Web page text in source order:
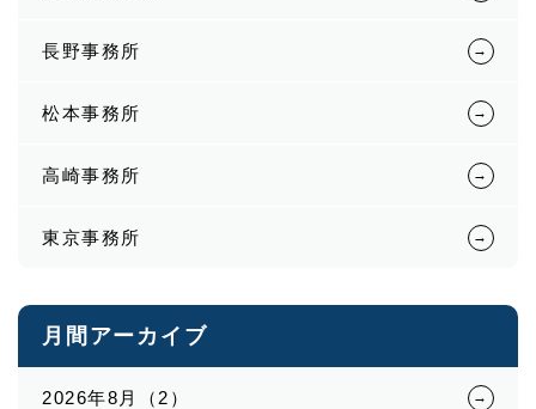
長野事務所
松本事務所
高崎事務所
東京事務所
月間アーカイブ
2026年8月（2）